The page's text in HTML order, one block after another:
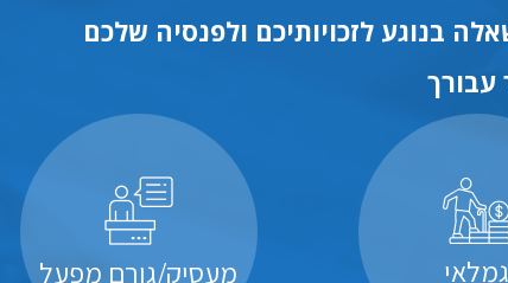
בנוגע לזכויותיכם ולפנסיה שלכם
גמלאי מעסיק/גורם מפעל